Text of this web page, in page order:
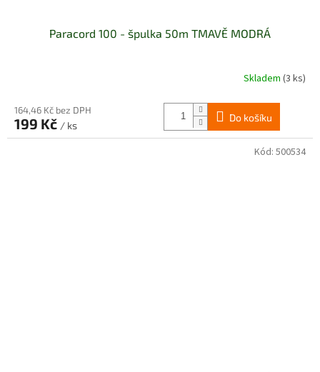
Paracord 100 - špulka 50m TMAVĚ MODRÁ
produktu
je
5,0
Skladem(3 ks)
164,46 Kč bez DPH
199 Kč / ks
Do košíku
Kód: 500534